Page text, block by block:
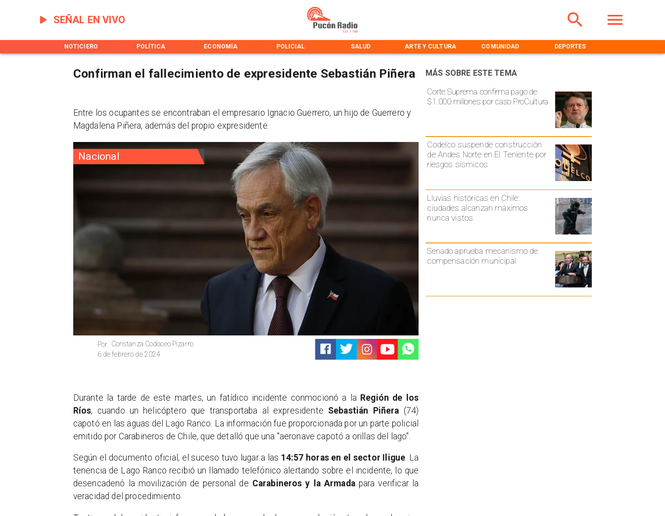
SEÑAL EN VIVO
NOTICIERO POLÍTICA ECONOMÍA POLICIAL SALUD ARTE Y CULTURA COMUNIDAD DEPORTES
Nacional
Constanza Codoceo Pizarro
Por
6 de febrero de 2024
Corte Suprema confirma pago de
$1.000 millones por caso ProCultura
Codelco suspende construcción
de Andes Norte en El Teniente por
riesgos sísmicos
Lluvias históricas en Chile:
ciudades alcanzan máximos
nunca vistos
Senado aprueba mecanismo de
compensación municipal
MÁS SOBRE ESTE TEMA
Confirman el fallecimiento de expresidente Sebastián Piñera
​Entre los ocupantes se encontraban el empresario Ignacio Guerrero, un hijo de Guerrero y
Magdalena Piñera, además del propio expresidente.
Durante la tarde de este martes, un fatídico incidente conmocionó a la Región de los
Ríos, cuando un helicóptero que transportaba al expresidente Sebastián Piñera (74)
capotó en las aguas del Lago Ranco. La información fue proporcionada por un parte policial
emitido por Carabineros de Chile, que detalló que una "aeronave capotó a orillas del lago".
​Según el documento oficial, el suceso tuvo lugar a las 14:57 horas en el sector Iligue. La
tenencia de Lago Ranco recibió un llamado telefónico alertando sobre el incidente, lo que
desencadenó la movilización de personal de Carabineros y la Armada para verificar la
veracidad del procedimiento.